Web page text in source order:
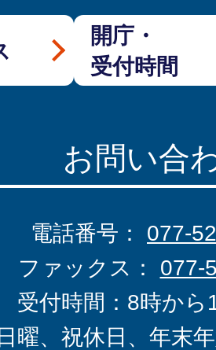
開庁・
受付時間
お問い合
電話番号： 077-
ファックス： 077-
受付時間：8時から
曜、祝休日、年末